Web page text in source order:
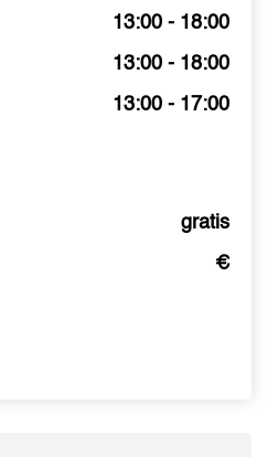
13:00 - 18:00
13:00 - 18:00
13:00 - 17:00
gratis
€